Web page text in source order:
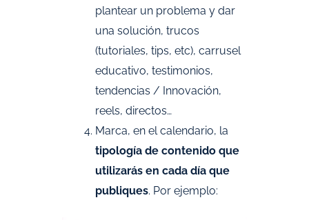
plantear un problema y dar
una solución, trucos
(tutoriales, tips, etc), carrusel
educativo, testimonios,
tendencias / Innovación,
reels, directos…
Marca, en el calendario, la
tipología de contenido que
utilizarás en cada día que
publiques. Por ejemplo: